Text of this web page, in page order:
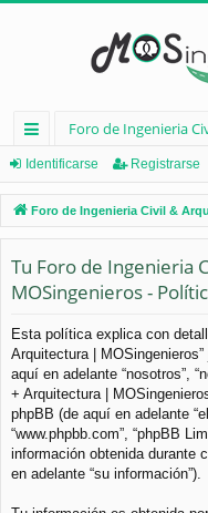
nl
ac
es
rá
pi
d
os
Foro de Ingenieria
Identificarse Registrarse
Foro de Ingenieria Civil &
Tu Foro de Ingenieria
MOSingenieros -
Esta política explica con
Arquitectura |
aquí en adelante “nosotros”,
+ Arquitectura |
phpBB (de aquí en adelante
“www.phpbb.com”, “phpBB
información obtenida durante
en adelante “su información”).